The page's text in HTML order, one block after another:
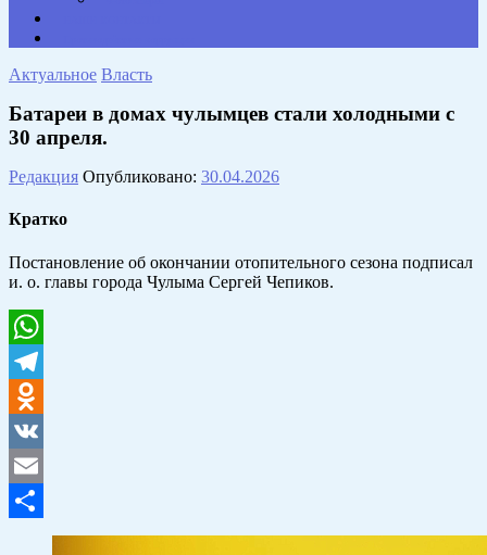
Актуальное Власть
Батареи в домах чулымцев стали холодными с
30 апреля.
Редакция Опубликовано: 30.04.2026
Кратко
Постановление об окончании отопительного сезона подписал
и. о. главы города Чулыма Сергей Чепиков.
WhatsApp
Telegram
Odnoklassniki
VK
Email
Отправить